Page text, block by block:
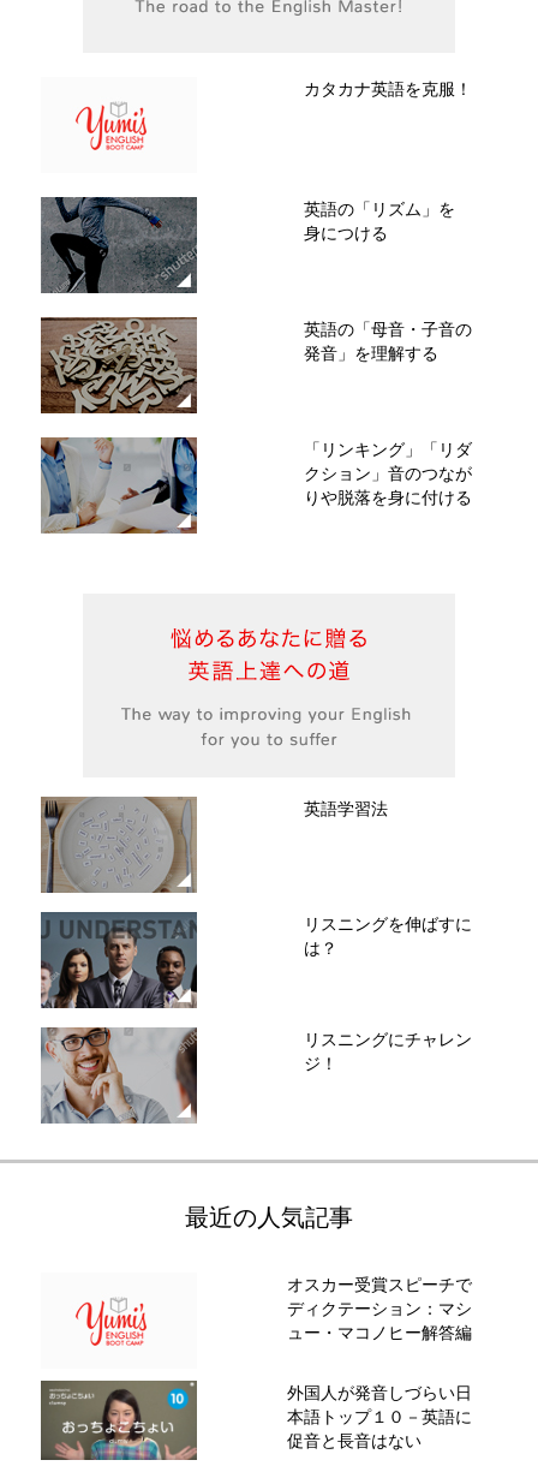
カタカナ英語を克服！
英語の「リズム」を
身につける
英語の「母音・子音の
発音」を理解する
「リンキング」「リダ
クション」音のつなが
りや脱落を身に付ける
英語学習法
リスニングを伸ばすに
は？
リスニングにチャレン
ジ！
最近の人気記事
オスカー受賞スピーチで
ディクテーション：マシ
ュー・マコノヒー解答編
外国人が発音しづらい日
本語トップ１０－英語に
促音と長音はない